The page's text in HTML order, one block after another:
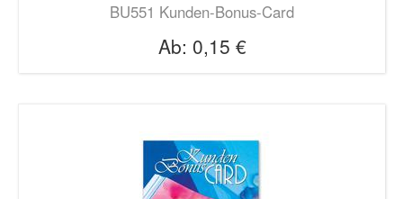
BU551 Kunden-Bonus-Card
Ab: 0,15 €